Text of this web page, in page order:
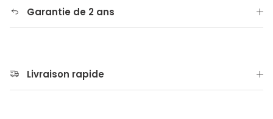
Garantie de 2 ans
Livraison rapide